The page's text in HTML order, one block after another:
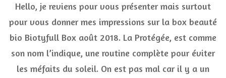
Hello, je reviens pour vous présenter mais surtout
pour vous donner mes impressions sur la box beauté
bio Biotyfull Box août 2018. La Protégée, est comme
son nom l’indique, une routine complète pour éviter
les méfaits du soleil. On est pas mal car il y a un